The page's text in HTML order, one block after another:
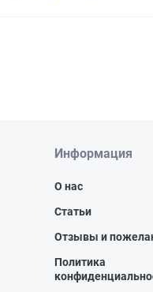
Информация
О нас
Статьи
Отзывы и
Политика